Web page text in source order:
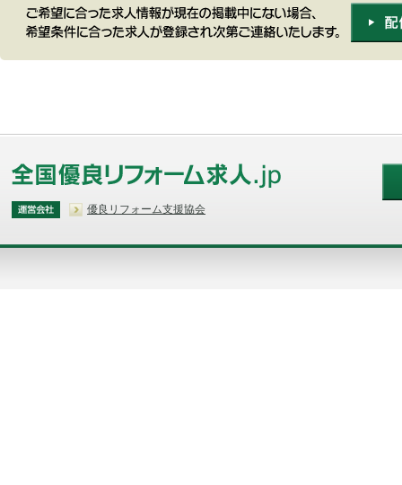
優良リフォーム支援協会